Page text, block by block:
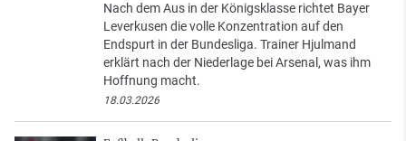
Nach dem Aus in der Königsklasse richtet Bayer
Leverkusen die volle Konzentration auf den
Endspurt in der Bundesliga. Trainer Hjulmand
erklärt nach der Niederlage bei Arsenal, was ihm
Hoffnung macht.
18.03.2026